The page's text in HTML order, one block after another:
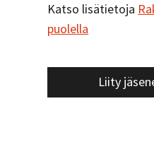
Katso lisätietoja
puolella
Liity